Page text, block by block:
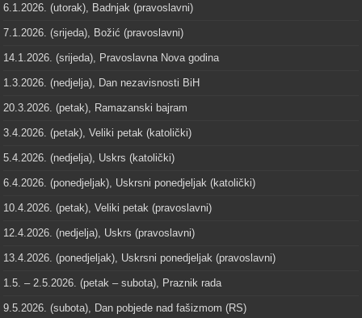
6.1.2026. (utorak), Badnjak (pravoslavni)
7.1.2026. (srijeda), Božić (pravoslavni)
14.1.2026. (srijeda), Pravoslavna Nova godina
1.3.2026. (nedjelja), Dan nezavisnosti BiH
20.3.2026. (petak), Ramazanski bajram
3.4.2026. (petak), Veliki petak (katolički)
5.4.2026. (nedjelja), Uskrs (katolički)
6.4.2026. (ponedjeljak), Uskrsni ponedjeljak (katolički)
10.4.2026. (petak), Veliki petak (pravoslavni)
12.4.2026. (nedjelja), Uskrs (pravoslavni)
13.4.2026. (ponedjeljak), Uskrsni ponedjeljak (pravoslavni)
1.5. – 2.5.2026. (petak – subota), Praznik rada
9.5.2026. (subota), Dan pobjede nad fašizmom (RS)